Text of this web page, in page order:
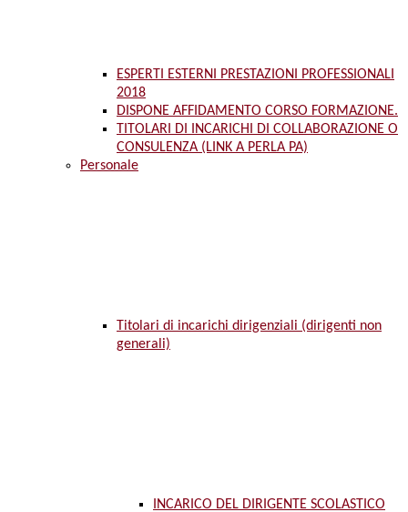
ESPERTI ESTERNI PRESTAZIONI PROFESSIONALI
2018
DISPONE AFFIDAMENTO CORSO FORMAZIONE.
TITOLARI DI INCARICHI DI COLLABORAZIONE O
CONSULENZA (LINK A PERLA PA)
Personale
Titolari di incarichi dirigenziali (dirigenti non
generali)
INCARICO DEL DIRIGENTE SCOLASTICO